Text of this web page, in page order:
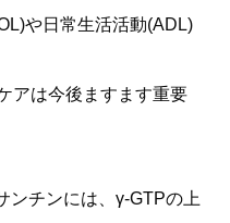
や日常生活活動(ADL)
アは今後ますます重要
ンチンには、γ-GTPの上